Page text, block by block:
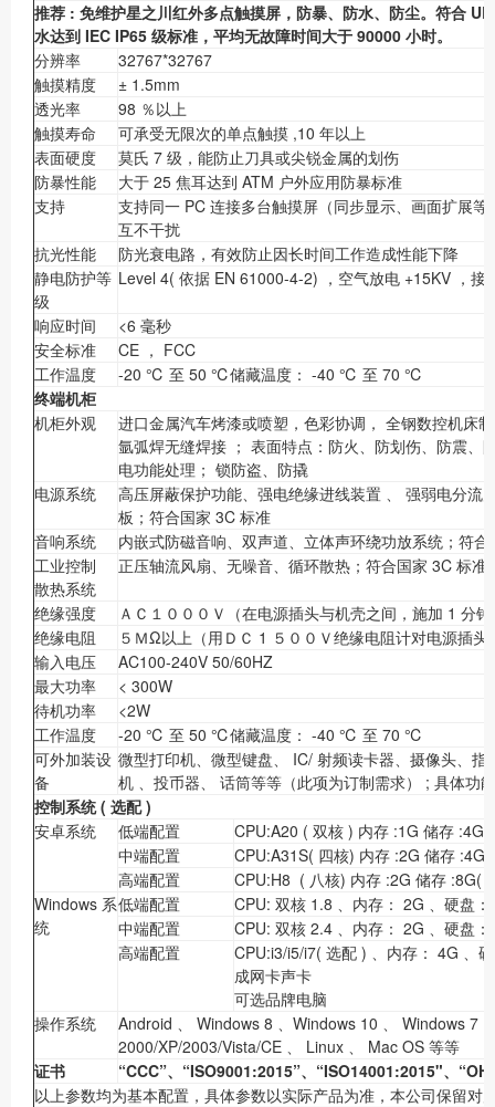
推荐 : 免维护星之川红外多点触摸屏，防暴、防水、防尘。符合
水达到 IEC IP65 级标准，平均无故障时间大于 90000 小时。
分辨率
32767*32767
触摸精度
± 1.5mm
透光率
98 ％以上
触摸寿命
可承受无限次的单点触摸 ,10 年以上
表面硬度
莫氏 7 级，能防止刀具或尖锐金属的划伤
防暴性能
大于 25 焦耳达到 ATM 户外应用防暴标准
支持
支持同一 PC 连接多台触摸屏（同步显示、画面扩展
互不干扰
抗光性能
防光衰电路，有效防止因长时间工作造成性能下降
静电防护等
级
Level 4( 依据 EN 61000-4-2) ，空气放电 +15KV ，接
响应时间
<6 毫秒
安全标准
CE ， FCC
工作温度
-20 ℃ 至 50 ℃储藏温度： -40 ℃ 至 70 ℃
终端机柜
机柜外观
进口金属汽车烤漆或喷塑，色彩协调， 全钢数控机床
氩弧焊无缝焊接 ； 表面特点：防火、防划伤、防震、
电功能处理； 锁防盗、防撬
电源系统
高压屏蔽保护功能、强电绝缘进线装置 、 强弱电分流
板；符合国家 3C 标准
音响系统
内嵌式防磁音响、双声道、立体声环绕功放系统；符
工业控制
散热系统
正压轴流风扇、无噪音、循环散热；符合国家 3C 标准
绝缘强度
ＡＣ１０００Ｖ（在电源插头与机壳之间，施加 1 分
绝缘电阻
５ＭΩ以上（用ＤＣ 1 ５００Ｖ绝缘电阻计对电源插头
输入电压
AC100-240V 50/60HZ
最大功率
< 300W
待机功率
<2W
工作温度
-20 ℃ 至 50 ℃储藏温度： -40 ℃ 至 70 ℃
可外加装设
备
微型打印机、微型键盘、 IC/ 射频读卡器、摄像头、指
机 、投币器、 话筒等等（此项为订制需求） ; 具体功
控制系统 ( 选配 )
安卓系统
低端配置
CPU:A20 ( 双核 ) 内存 :1G 储存 :4G(
中端配置
CPU:A31S( 四核) 内存 :2G 储存
高端配置
CPU:H8 ( 八核) 内存 :2G 储存 :8G(
Windows 系
统
低端配置
CPU: 双核 1.8 、内存： 2G 、硬盘
中端配置
CPU: 双核 2.4 、内存： 2G 、硬盘
高端配置
CPU:i3/i5/i7( 选配 ) 、内存： 4G 、
成网卡声卡
可选品牌电脑
操作系统
Android 、 Windows 8 、Windows 10 、 Windows 7
2000/XP/2003/Vista/CE 、 Linux 、 Mac OS 等等
证书
“CCC”、“ISO9001:2015”、“ISO14001:2015"、
以上参数均为基本配置，具体参数以实际产品为准，本公司保留对